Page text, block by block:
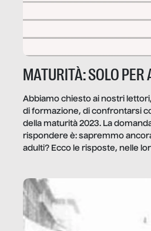
MATURITÀ: SOLO PER
Abbiamo chiesto ai nostri
di formazione, di confrontarsi
della maturità 2023. La
rispondere è: sapremmo
adulti? Ecco le risposte, nelle